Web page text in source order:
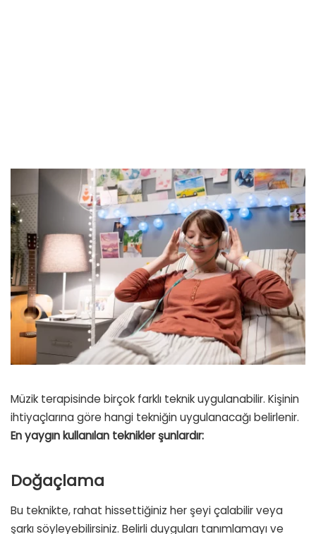
Müzik terapisinde birçok farklı teknik uygulanabilir. Kişinin
ihtiyaçlarına göre hangi tekniğin uygulanacağı belirlenir.
En yaygın kullanılan teknikler şunlardır:
Doğaçlama
Bu teknikte, rahat hissettiğiniz her şeyi çalabilir veya
şarkı söyleyebilirsiniz. Belirli duyguları tanımlamayı ve